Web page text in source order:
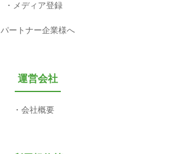
メディア登録
パートナー企業様へ
運営会社
会社概要